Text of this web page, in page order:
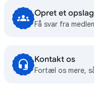
Opret et
Få svar fra
Kontakt os
Fortæl os mere,